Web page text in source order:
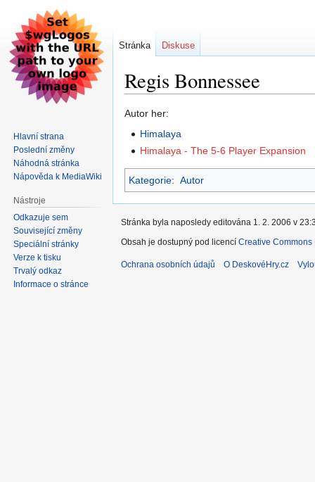
Regis Bonnessee
Skočit
Skočit
Autor her:
Himalaya
Himalaya - The 5-6 Player Expansion
Kategorie: Autor
Stránka Diskuse
Hlavní strana
Poslední změny
Náhodná stránka
Nápověda k MediaWiki
Nástroje
Odkazuje sem
Související změny
Speciální stránky
Verze k tisku
Trvalý odkaz
Informace o stránce
Stránka byla naposledy editována 1. 2. 2006 v
Obsah je dostupný pod licencí Creative
Ochrana osobních údajů O DeskovéHry.cz